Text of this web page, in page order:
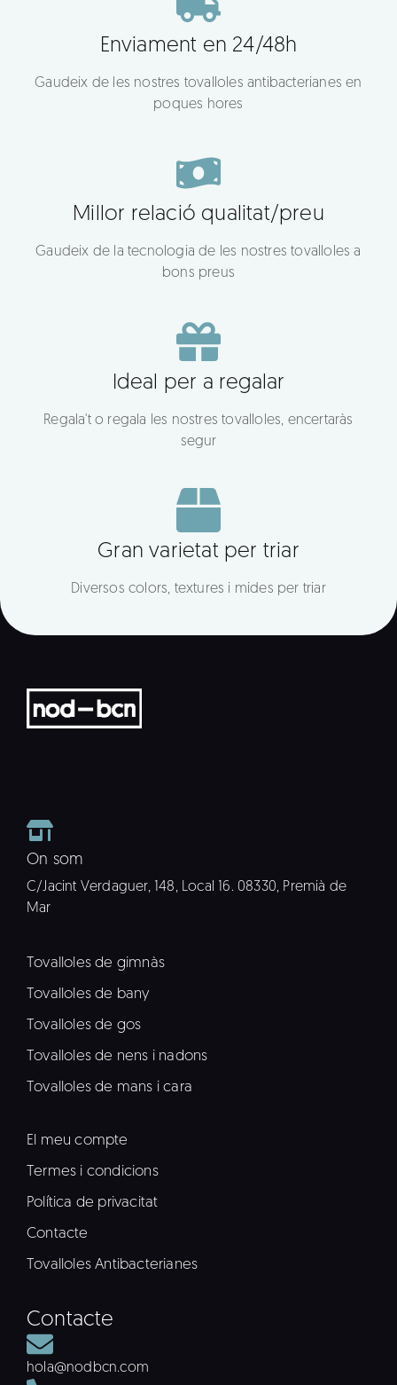
Enviament en 24/48h
Gaudeix de les nostres tovalloles antibacterianes en
poques hores
Millor relació qualitat/preu
Gaudeix de la tecnologia de les nostres tovalloles a
bons preus
Ideal per a regalar
Regala't o regala les nostres tovalloles, encertaràs
segur
Gran varietat per triar
Diversos colors, textures i mides per triar
On som
C/Jacint Verdaguer, 148, Local 16. 08330, Premià de
Mar
Tovalloles de gimnàs
Tovalloles de bany
Tovalloles de gos
Tovalloles de nens i nadons
Tovalloles de mans i cara
El meu compte
Termes i condicions
Política de privacitat
Contacte
Tovalloles Antibacterianes
Contacte
hola@nodbcn.com